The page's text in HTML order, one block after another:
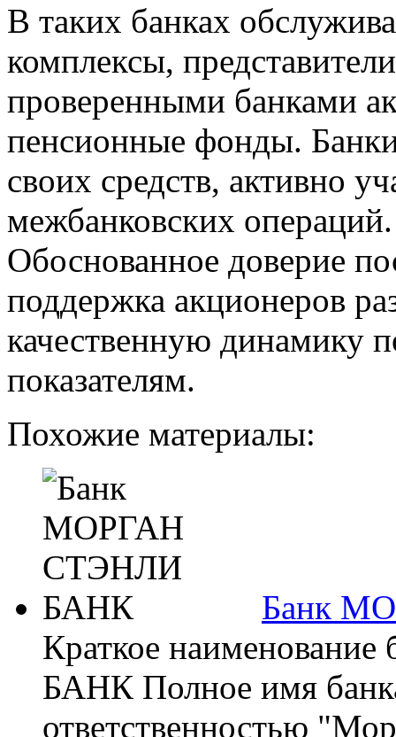
В таких банках
комплексы,
проверенными банками
пенсионные фонды.
своих средств, активно
межбанковских операций.
Обоснованное доверие
поддержка акционеров
качественную динамику
показателям.
Похожие материалы:
Банк
Краткое
БАНК Полное имя
ответственностью